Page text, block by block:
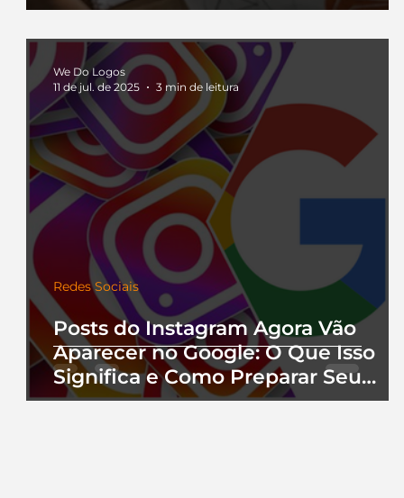
Posts do Instagram Agora Vão
Aparecer no Google: O Que Isso
Significa e Como Preparar Seu
Perfil
Redes Sociais
We Do Logos
11 de jul. de 2025
3 min de leitura